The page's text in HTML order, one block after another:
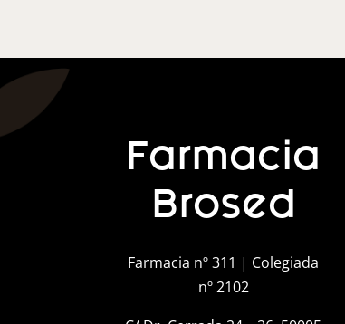
Farmacia
Brosed
Farmacia nº 311 | Colegiada
nº 2102